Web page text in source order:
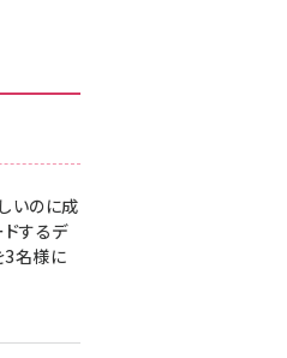
いのに成
するデ
3名様に